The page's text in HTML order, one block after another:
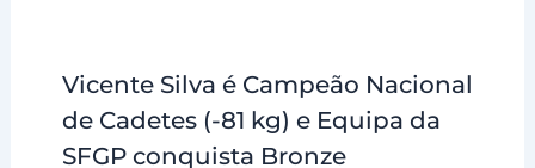
Vicente Silva é Campeão Nacional
de Cadetes (-81 kg) e Equipa da
SFGP conquista Bronze